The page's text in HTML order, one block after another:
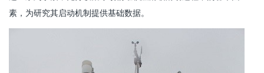
素，为研究其启动机制提供基础数据。